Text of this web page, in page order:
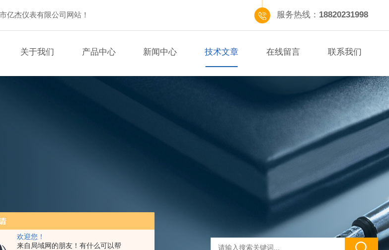
欢迎您！
来自局域网的朋友！有什么可以帮
亿杰仪表有限公司网站！ 服务热线： 18820231998
关于我们 产品中心 新闻中心 技术文章 在线留言 联系我们